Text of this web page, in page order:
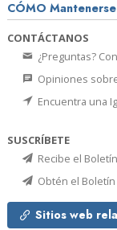
CÓMO
CONTÁCTANOS
¿Preguntas?
Opiniones
Encuentra una
SUSCRÍBETE
Recibe el
Obtén el
Sitios web